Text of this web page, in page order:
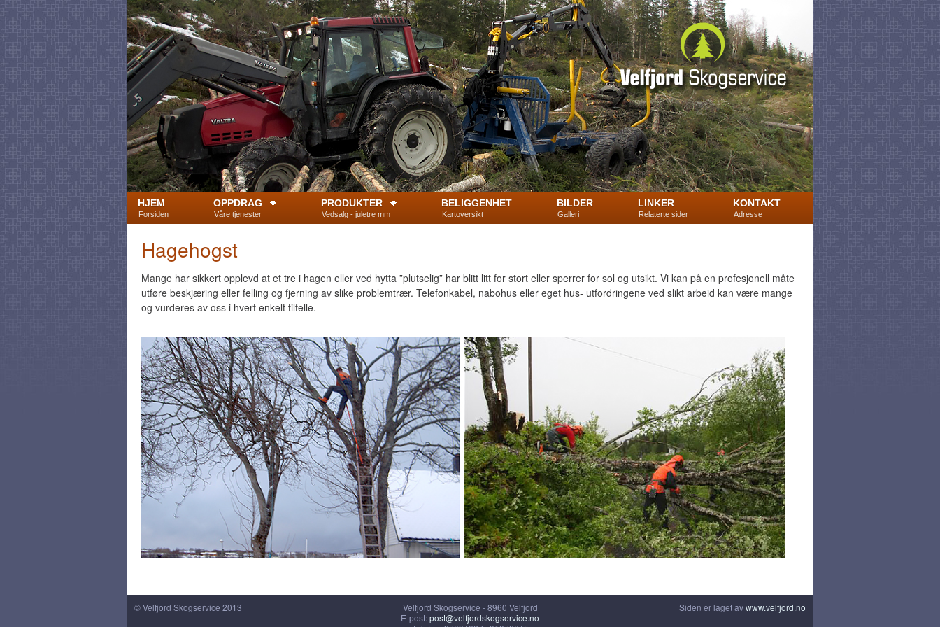
HJEM
Forsiden
OPPDRAG
Våre tjenester
PRODUKTER
Vedsalg - juletre mm
BELIGGENHET
Kartoversikt
BILDER
Galleri
LINKER
Relaterte sider
KONTAKT
Adresse
Hagehogst
Mange har sikkert opplevd at et tre i hagen eller ved hytta ”plutselig” har blitt litt for stort eller sperrer for sol og utsikt. Vi kan på en profesjonell måte
utføre beskjæring eller felling og fjerning av slike problemtrær. Telefonkabel, nabohus eller eget hus- utfordringene ved slikt arbeid kan være mange
og vurderes av oss i hvert enkelt tilfelle.
© Velfjord Skogservice 2013
Velfjord Skogservice - 8960 Velfjord
E-post:post@velfjordskogservice.no
Siden er laget avwww.velfjord.no